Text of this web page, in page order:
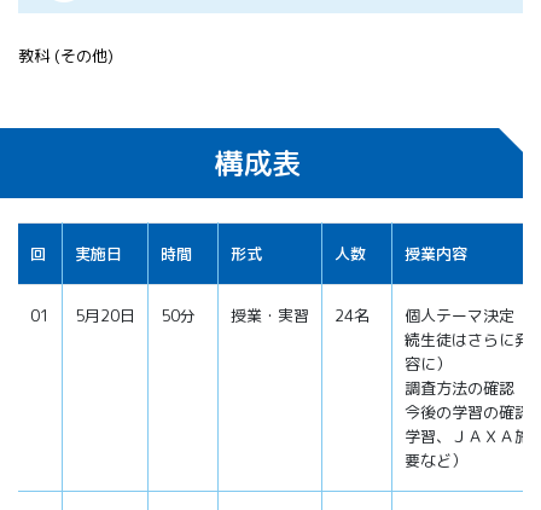
教科 (その他)
構成表
回 実施日 時間 形式 人数 授業内容
01 5月20日 50分 授業・実習 24名
個人テーマ決定（
続生徒はさらに発
容に）
調査方法の確認
今後の学習の確認
学習、ＪＡＸＡ施
要など）